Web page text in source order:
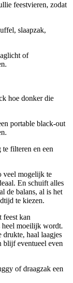
feestvieren, zodat
slaapzak,
of
hoe donker die
portable black-out
filteren en een
veel mogelijk te
En schuift alles
de balans, al is het
te kiezen.
feest kan
heel moeilijk wordt.
drukte, haal laagjes
blijf eventueel even
of draagzak een